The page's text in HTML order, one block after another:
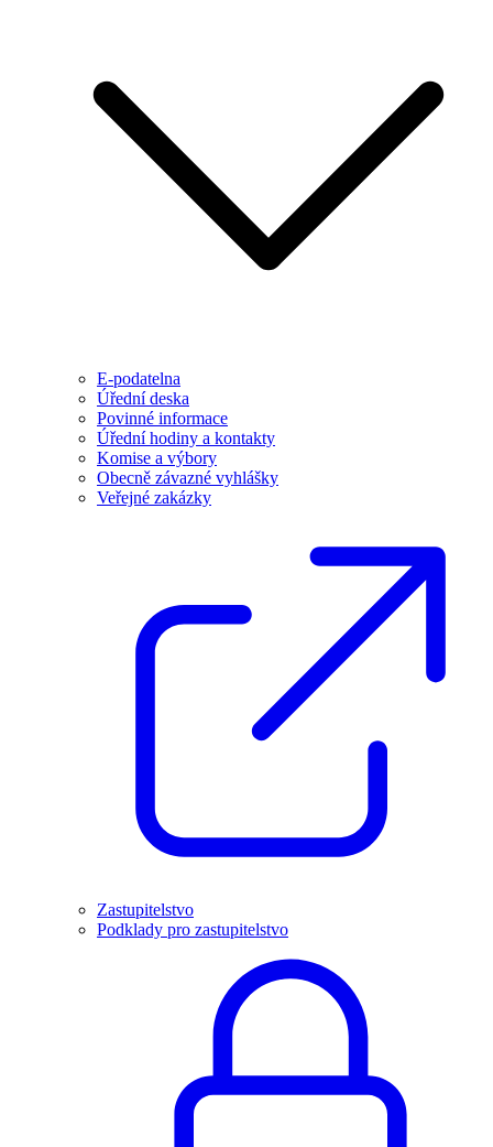
E-podatelna
Úřední deska
Povinné informace
Úřední hodiny a kontakty
Komise a výbory
Obecně závazné vyhlášky
Veřejné zakázky
Zastupitelstvo
Podklady pro zastupitelstvo